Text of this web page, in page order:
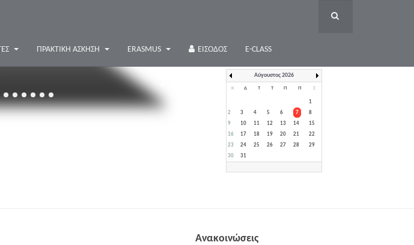
ΠΡΑΚΤΙΚΉ ΆΣΚΗΣΗ ERASMUS ΕΊΣΟΔΟΣ E-CLASS
Αύγουστος 2026
Κ Δ Τ Τ Π Π Σ
1
2
3 4 5 6 7
8
9
10 11 12 13 14
15
16
17 18 19 20 21
22
23
24 25 26 27 28
29
30
31
Ανακοινώσεις